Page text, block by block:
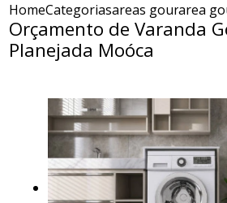
HomeCategoriasareas gourmet
area
Orçamento de Varanda
Planejada Moóca